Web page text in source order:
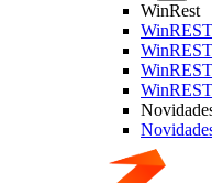
WinRest
WinREST